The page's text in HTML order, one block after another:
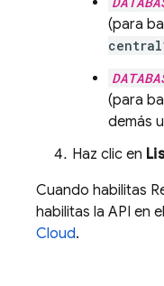
(para
(para
demás
Haz clic en
Cuando habilitas
habilitas la API en el
Cloud.